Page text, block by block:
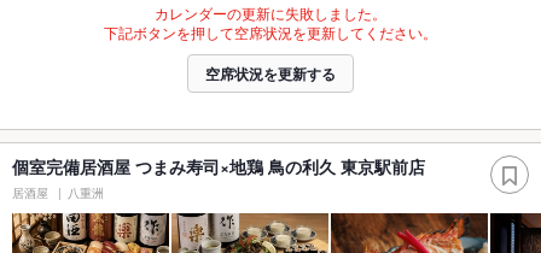
カレンダーの更新に失敗しました。
下記ボタンを押して空席状況を更新してください。
空席状況を更新する
個室完備居酒屋 つまみ寿司×地鶏 鳥の利久 東京駅前店
居酒屋 八重洲